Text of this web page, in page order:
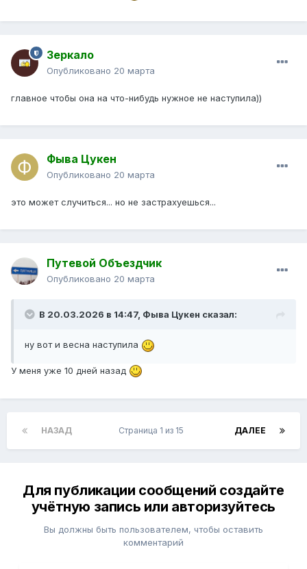
Зеркало
Опубликовано 20 марта
главное чтобы она на что-нибудь нужное не наступила))
Фыва Цукен
Опубликовано 20 марта
это может случиться... но не застрахуешься...
Путевой Объездчик
Опубликовано 20 марта
В 20.03.2026 в 14:47, Фыва Цукен сказал:
ну вот и весна наступила
У меня уже 10 дней назад
НАЗАД ДАЛЕЕ
Страница 1 из 15
Для публикации сообщений создайте
учётную запись или авторизуйтесь
Вы должны быть пользователем, чтобы оставить
комментарий